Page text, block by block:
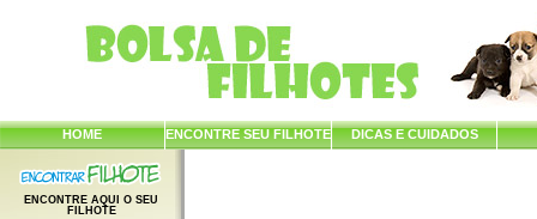
HOME ENCONTRE SEU FILHOTE DICAS E CUIDADOS
ENCONTRE AQUI O SEU
FILHOTE